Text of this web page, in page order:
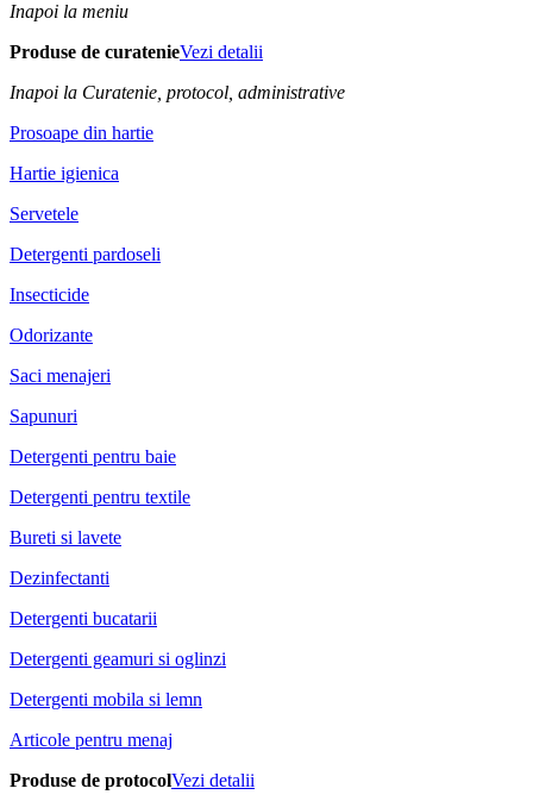
Inapoi la meniu
Produse de curatenieVezi detalii
Inapoi la Curatenie, protocol, administrative
Prosoape din hartie
Hartie igienica
Servetele
Detergenti pardoseli
Insecticide
Odorizante
Saci menajeri
Sapunuri
Detergenti pentru baie
Detergenti pentru textile
Bureti si lavete
Dezinfectanti
Detergenti bucatarii
Detergenti geamuri si oglinzi
Detergenti mobila si lemn
Articole pentru menaj
Produse de protocolVezi detalii